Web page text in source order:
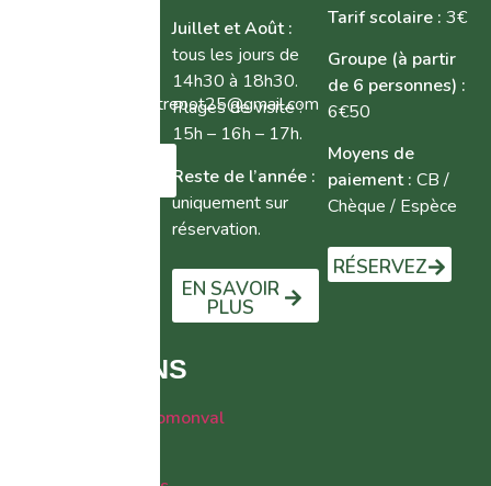
fromagerie.musee.trepot25@gmail.com
Juillet et Août :
tous les jours de
14h30 à 18h30.
Plages de visite :
15h – 16h – 17h.
Reste de l’année :
uniquement sur
réservation.
EN SAVOIR
PLUS
Tarif scolaire :3€
Groupe (à partir
de 6 personnes) :
6€50
Moyens de
paiement :CB /
Chèque / Espèce
RÉSERVEZ
ANIMATIONS
-> Le concours Fromonval